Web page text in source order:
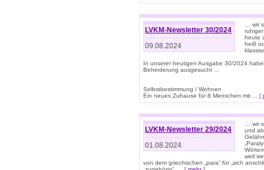
LVKM-Newsletter 30/2024
09.08.2024
… wir
heute
heiß
In unserer heutigen Ausgabe 30/2024
Behinderung ausgesucht ...
Selbstbestimmung / Wohnen
Ein neues Zuhause für 8 Menschen mit ... [
LVKM-Newsletter 29/2024
01.08.2024
… wir
und
weil
von dem griechischen „para“ für „sich